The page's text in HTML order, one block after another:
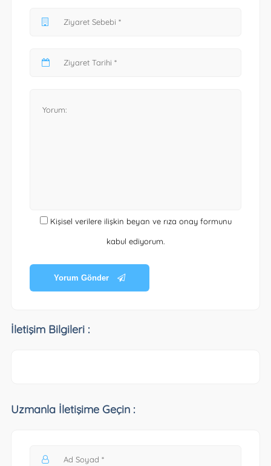
Kişisel verilere ilişkin beyan ve rıza onay formunu
kabul ediyorum.
Yorum Gönder
İletişim Bilgileri :
Uzmanla İletişime Geçin :